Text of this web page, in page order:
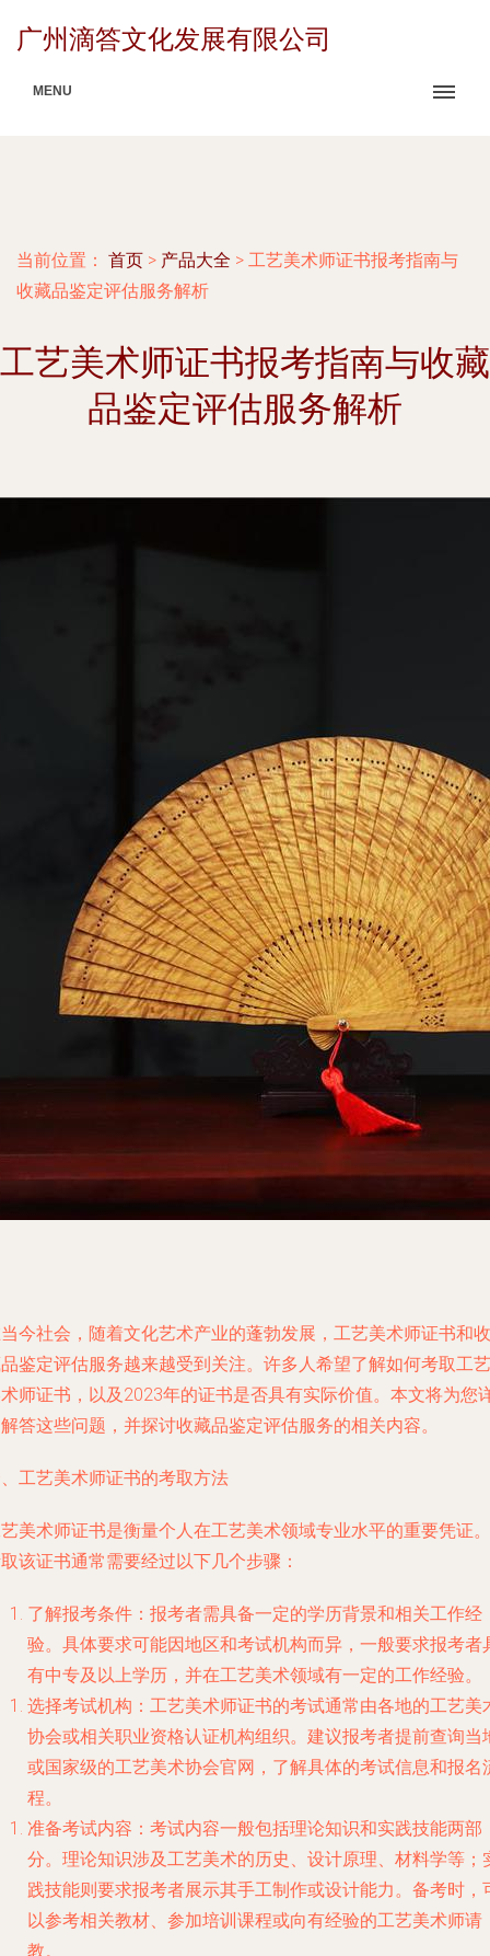
广州滴答文化发展有限公司
MENU
当前位置： 首页 > 产品大全 > 工艺美术师证书报考指南与
收藏品鉴定评估服务解析
工艺美术师证书报考指南与收藏
品鉴定评估服务解析
今社会，随着文化艺术产业的蓬勃发展，工艺美术师证书和收
鉴定评估服务越来越受到关注。许多人希望了解如何考取工艺
师证书，以及2023年的证书是否具有实际价值。本文将为您
答这些问题，并探讨收藏品鉴定评估服务的相关内容。
工艺美术师证书的考取方法
美术师证书是衡量个人在工艺美术领域专业水平的重要凭证。
该证书通常需要经过以下几个步骤：
了解报考条件：报考者需具备一定的学历背景和相关工作经
验。具体要求可能因地区和考试机构而异，一般要求报考者
有中专及以上学历，并在工艺美术领域有一定的工作经验。
选择考试机构：工艺美术师证书的考试通常由各地的工艺美
协会或相关职业资格认证机构组织。建议报考者提前查询当
或国家级的工艺美术协会官网，了解具体的考试信息和报名
程。
准备考试内容：考试内容一般包括理论知识和实践技能两部
分。理论知识涉及工艺美术的历史、设计原理、材料学等；
践技能则要求报考者展示其手工制作或设计能力。备考时，
以参考相关教材、参加培训课程或向有经验的工艺美术师请
教。